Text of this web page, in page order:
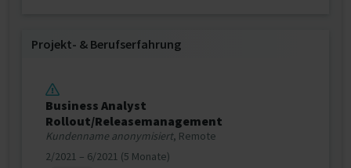
Projekt‐ & Berufserfahrung
Business Analyst
Rollout/Releasemanagement
Kundenname anonymisiert, Remote
2/2021 – 6/2021 (5 Monate)